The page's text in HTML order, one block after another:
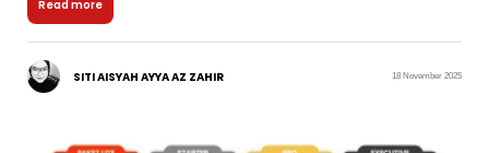
Read more
SITI AISYAH AYYA AZ ZAHIR 18 November 2025